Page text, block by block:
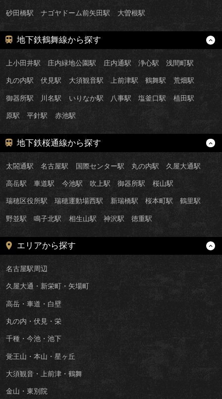
砂田橋駅 ナゴヤドーム前矢田駅 大曽根駅
地下鉄鶴舞線から探す
上小田井駅 庄内緑地公園駅 庄内通駅 浄心駅 浅間町駅
丸の内駅 伏見駅 大須観音駅 上前津駅 鶴舞駅 荒畑駅
御器所駅 川名駅 いりなか駅 八事駅 塩釜口駅 植田駅
原駅 平針駅 赤池駅
地下鉄桜通線から探す
太閤通駅 名古屋駅 国際センター駅 丸の内駅 久屋大通駅
高岳駅 車道駅 今池駅 吹上駅 御器所駅 桜山駅
瑞穂区役所駅 瑞穂運動場西駅 新瑞橋駅 桜本町駅 鶴里駅
野並駅 鳴子北駅 相生山駅 神沢駅 徳重駅
エリアから探す
名古屋駅周辺
久屋大通・新栄町・矢場町
高岳・車道・白壁
丸の内・伏見・栄
千種・今池・池下
覚王山・本山・星ヶ丘
大須観音・上前津・鶴舞
金山・東別院